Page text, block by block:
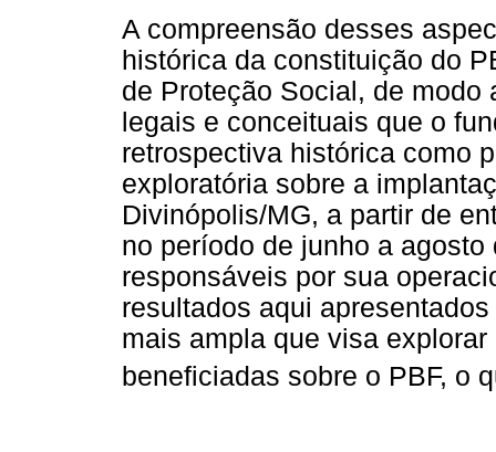
A compreensão desses
histórica da constituição do
de Proteção Social, de
legais e conceituais que o
retrospectiva histórica como
exploratória sobre a
Divinópolis/MG, a partir de
no período de junho a
responsáveis por sua
resultados aqui
mais ampla que visa
beneficiadas sobre o PBF, o